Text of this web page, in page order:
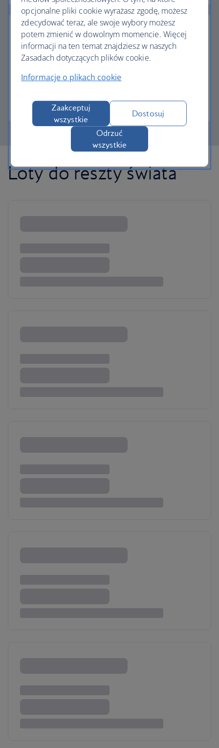
Częściowa płatność w Avios
Płacisz mniej za następny lot, jeśli wymienisz Avios.
Więcej informacji o płatności częściowej
Loty do reszty świata
opcjonalne pliki cookie wyrażasz zgodę, możesz
zdecydować teraz, ale swoje wybory możesz
potem zmienić w dowolnym momencie. Więcej
informacji na ten temat znajdziesz w naszych
Zasadach dotyczących plików cookie.
Informacje o plikach cookie
Zaakceptuj
wszystkie
Dostosuj
Odrzuć
wszystkie